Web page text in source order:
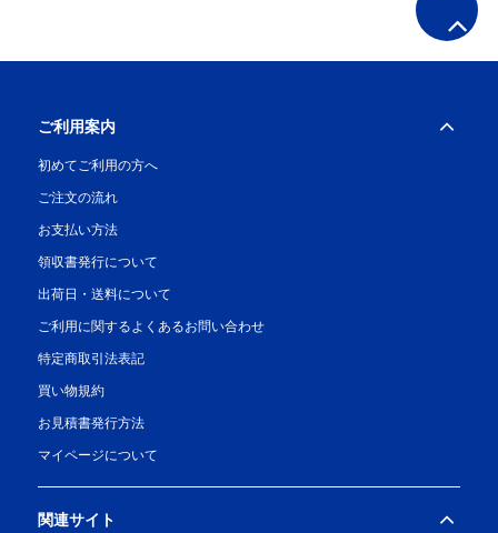
ご利用案内
初めてご利用の方へ
ご注文の流れ
お支払い方法
領収書発行について
出荷日・送料について
ご利用に関するよくあるお問い合わせ
特定商取引法表記
買い物規約
お見積書発行方法
マイページについて
関連サイト